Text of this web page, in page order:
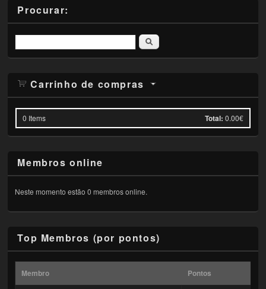
Procurar:
Pesquisar
Carrinho de compras
0 Items Total: 0.00€
Membros online
Neste momento estão 0 membros online.
Top Membros (por pontos)
Membro Pontos